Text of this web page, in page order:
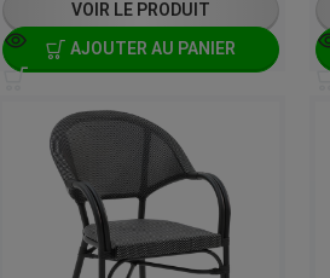
VOIR LE PRODUIT
AJOUTER AU PANIER